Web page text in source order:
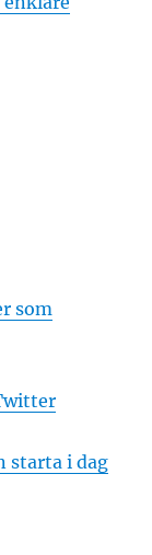
som
starta i dag